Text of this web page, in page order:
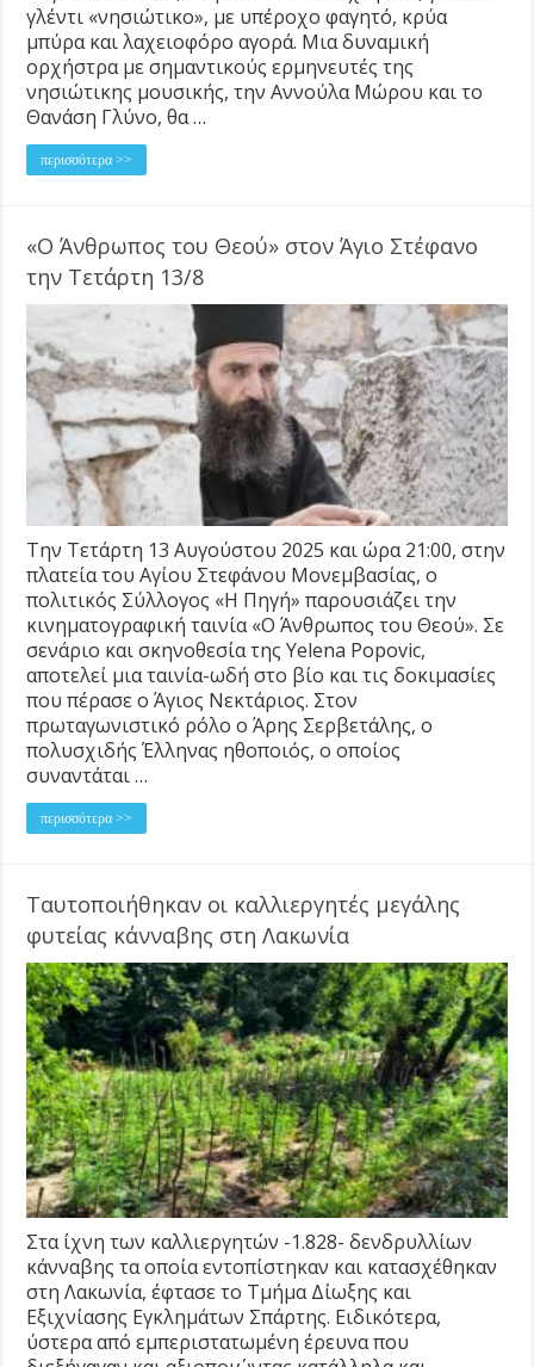
γλέντι «νησιώτικο», με υπέροχο φαγητό, κρύα
μπύρα και λαχειοφόρο αγορά. Μια δυναμική
ορχήστρα με σημαντικούς ερμηνευτές της
νησιώτικης μουσικής, την Αννούλα Μώρου και το
Θανάση Γλύνο, θα …
περισσότερα >>
«Ο Άνθρωπος του Θεού» στον Άγιο Στέφανο
την Τετάρτη 13/8
Την Τετάρτη 13 Αυγούστου 2025 και ώρα 21:00, στην
πλατεία του Αγίου Στεφάνου Μονεμβασίας, ο
πολιτικός Σύλλογος «Η Πηγή» παρουσιάζει την
κινηματογραφική ταινία «Ο Άνθρωπος του Θεού». Σε
σενάριο και σκηνοθεσία της Yelena Popovic,
αποτελεί μια ταινία-ωδή στο βίο και τις δοκιμασίες
που πέρασε ο Άγιος Νεκτάριος. Στον
πρωταγωνιστικό ρόλο ο Άρης Σερβετάλης, ο
πολυσχιδής Έλληνας ηθοποιός, ο οποίος
συναντάται …
περισσότερα >>
Ταυτοποιήθηκαν οι καλλιεργητές μεγάλης
φυτείας κάνναβης στη Λακωνία
Στα ίχνη των καλλιεργητών -1.828- δενδρυλλίων
κάνναβης τα οποία εντοπίστηκαν και κατασχέθηκαν
στη Λακωνία, έφτασε το Τμήμα Δίωξης και
Εξιχνίασης Εγκλημάτων Σπάρτης. Ειδικότερα,
ύστερα από εμπεριστατωμένη έρευνα που